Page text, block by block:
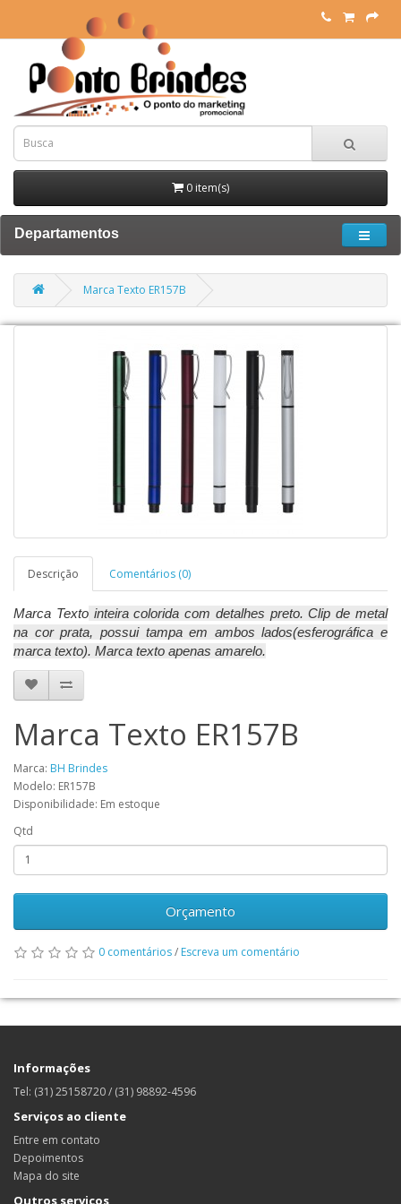
0 item(s)
Departamentos
Marca Texto ER157B
Descrição Comentários (0)
Marca Textointeira colorida com detalhes preto. Clip de metal
na cor prata, possui tampa em ambos lados(esferográfica e
marca texto). Marca texto apenas amarelo.
Marca Texto ER157B
Marca: BH Brindes
Modelo: ER157B
Disponibilidade: Em estoque
Qtd
Orçamento
0 comentários/ Escreva um comentário
Informações
Tel: (31) 25158720 / (31) 98892-4596
Serviços ao cliente
Entre em contato
Depoimentos
Mapa do site
Outros serviços